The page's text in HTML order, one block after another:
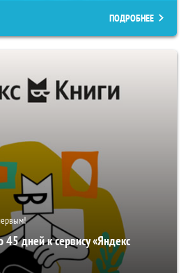
ПОДРОБНЕЕ
45 дней к сервису «Яндекс